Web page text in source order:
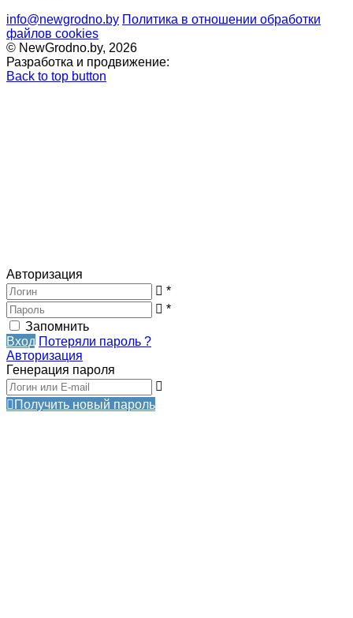
info@newgrodno.by Политика в отношении обработки
файлов cookies
© NewGrodno.by, 2026
Разработка и продвижение:
Back to top button
Авторизация
*
*
Запомнить
Вход Потеряли пароль ?
Авторизация
Генерация пароля
Получить новый пароль